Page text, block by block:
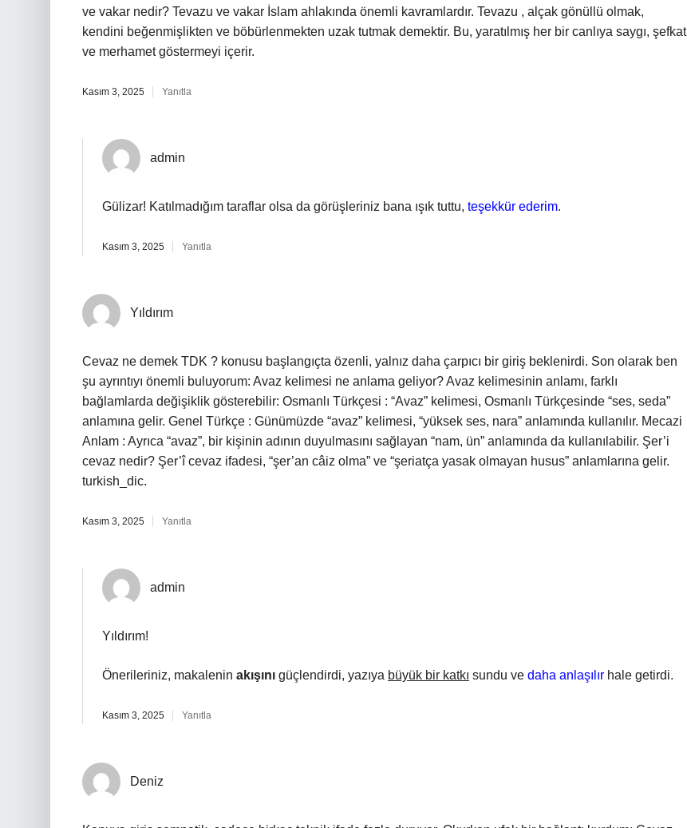
ve vakar nedir? Tevazu ve vakar İslam ahlakında önemli kavramlardır. Tevazu , alçak gönüllü olmak,
kendini beğenmişlikten ve böbürlenmekten uzak tutmak demektir. Bu, yaratılmış her bir canlıya saygı, şefkat
ve merhamet göstermeyi içerir.
Kasım 3, 2025 Yanıtla
admin
Gülizar! Katılmadığım taraflar olsa da görüşleriniz bana ışık tuttu, teşekkür ederim.
Kasım 3, 2025 Yanıtla
Yıldırım
Cevaz ne demek TDK ? konusu başlangıçta özenli, yalnız daha çarpıcı bir giriş beklenirdi. Son olarak ben
şu ayrıntıyı önemli buluyorum: Avaz kelimesi ne anlama geliyor? Avaz kelimesinin anlamı, farklı
bağlamlarda değişiklik gösterebilir: Osmanlı Türkçesi : “Avaz” kelimesi, Osmanlı Türkçesinde “ses, seda”
anlamına gelir. Genel Türkçe : Günümüzde “avaz” kelimesi, “yüksek ses, nara” anlamında kullanılır. Mecazi
Anlam : Ayrıca “avaz”, bir kişinin adının duyulmasını sağlayan “nam, ün” anlamında da kullanılabilir. Şer’i
cevaz nedir? Şer’î cevaz ifadesi, “şer’an câiz olma” ve “şeriatça yasak olmayan husus” anlamlarına gelir.
turkish_dic.
Kasım 3, 2025 Yanıtla
admin
Yıldırım!
Önerileriniz, makalenin akışını güçlendirdi, yazıya büyük bir katkı sundu ve daha anlaşılır hale getirdi.
Kasım 3, 2025 Yanıtla
Deniz